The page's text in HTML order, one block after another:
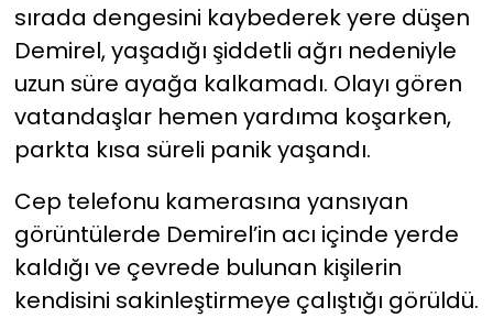
sırada dengesini kaybederek yere düşen
Demirel, yaşadığı şiddetli ağrı nedeniyle
uzun süre ayağa kalkamadı. Olayı gören
vatandaşlar hemen yardıma koşarken,
parkta kısa süreli panik yaşandı.
Cep telefonu kamerasına yansıyan
görüntülerde Demirel’in acı içinde yerde
kaldığı ve çevrede bulunan kişilerin
kendisini sakinleştirmeye çalıştığı görüldü.